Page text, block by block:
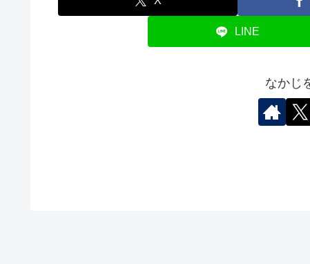
LINE
なかじ